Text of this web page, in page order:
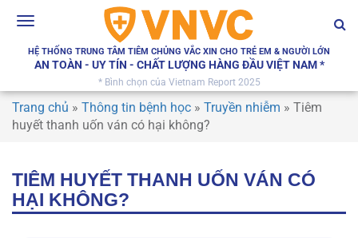
Toggle
HỆ THỐNG TRUNG TÂM TIÊM CHỦNG VẮC XIN CHO TRẺ EM & NGƯỜI LỚN
AN TOÀN - UY TÍN - CHẤT LƯỢNG HÀNG ĐẦU VIỆT NAM *
* Bình chọn của Vietnam Report 2025
Trang chủ » Thông tin bệnh học » Truyền nhiễm » Tiêm
huyết thanh uốn ván có hại không?
TIÊM HUYẾT THANH UỐN VÁN CÓ
HẠI KHÔNG?